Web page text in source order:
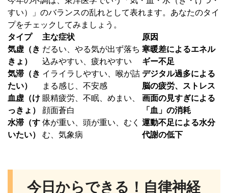
すい）」のバランスの乱れとして表れます。あなたのタイ
プをチェックしてみましょう。
タイプ
主な症状
原因
気虚（き
きょ）
だるい、やる気が出ず落ち
込みやすい、疲れやすい
寒暖差によるエネル
ギー不足
気滞（き
たい）
イライラしやすい、喉が詰
まる感じ、不安感
デジタル過多による
脳の疲労、ストレス
血虚（け
っきょ）
眼精疲労、不眠、めまい、
顔面蒼白
画面の見すぎによる
「血」の消耗
水滞（す
いたい）
体が重い、頭が重い、むく
む、気象病
運動不足による水分
代謝の低下
今日からできる！自律神経